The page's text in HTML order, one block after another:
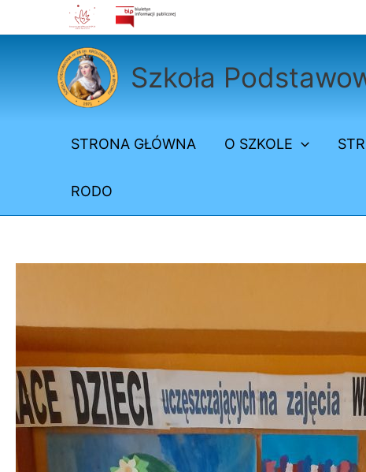
Szkoła
STRONA GŁÓWNA O SZKOLE
RODO